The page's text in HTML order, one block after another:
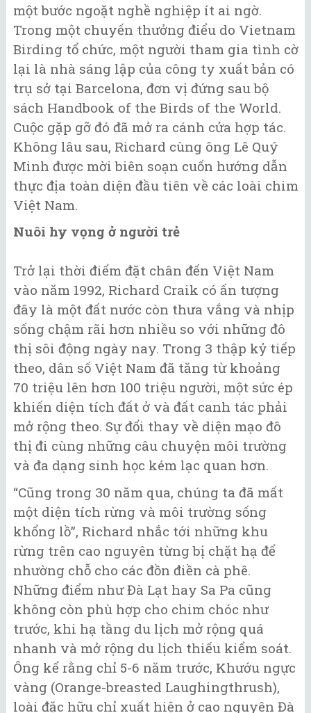
một bước ngoặt nghề nghiệp ít ai ngờ.
Trong một chuyến thưởng điểu do Vietnam
Birding tổ chức, một người tham gia tình cờ
lại là nhà sáng lập của công ty xuất bản có
trụ sở tại Barcelona, đơn vị đứng sau bộ
sách Handbook of the Birds of the World.
Cuộc gặp gỡ đó đã mở ra cánh cửa hợp tác.
Không lâu sau, Richard cùng ông Lê Quý
Minh được mời biên soạn cuốn hướng dẫn
thực địa toàn diện đầu tiên về các loài chim
Việt Nam.
Nuôi hy vọng ở người trẻ
Trở lại thời điểm đặt chân đến Việt Nam
vào năm 1992, Richard Craik có ấn tượng
đây là một đất nước còn thưa vắng và nhịp
sống chậm rãi hơn nhiều so với những đô
thị sôi động ngày nay. Trong 3 thập kỷ tiếp
theo, dân số Việt Nam đã tăng từ khoảng
70 triệu lên hơn 100 triệu người, một sức ép
khiến diện tích đất ở và đất canh tác phải
mở rộng theo. Sự đổi thay về diện mạo đô
thị đi cùng những câu chuyện môi trường
và đa dạng sinh học kém lạc quan hơn.
“Cũng trong 30 năm qua, chúng ta đã mất
một diện tích rừng và môi trường sống
khổng lồ”, Richard nhắc tới những khu
rừng trên cao nguyên từng bị chặt hạ để
nhường chỗ cho các đồn điền cà phê.
Những điểm như Đà Lạt hay Sa Pa cũng
không còn phù hợp cho chim chóc như
trước, khi hạ tầng du lịch mở rộng quá
nhanh và mở rộng du lịch thiếu kiểm soát.
Ông kể rằng chỉ 5-6 năm trước, Khướu ngực
vàng (Orange-breasted Laughingthrush),
loài đặc hữu chỉ xuất hiện ở cao nguyên Đà